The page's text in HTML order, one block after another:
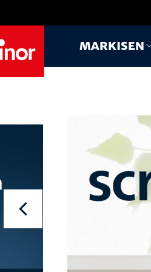
Markisen